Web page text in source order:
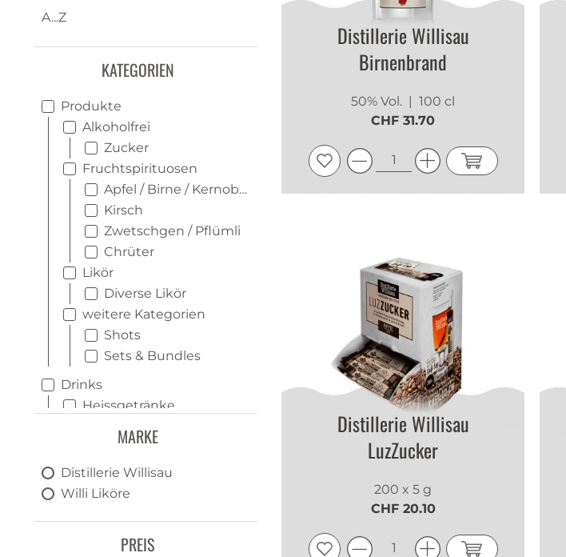
A...Z
KATEGORIEN
Produkte
Alkoholfrei
Zucker
Fruchtspirituosen
Apfel / Birne / Kernobst
Kirsch
Zwetschgen / Pflümli
Chrüter
Likör
Diverse Likör
weitere Kategorien
Shots
Sets & Bundles
Drinks
Heissgetränke
Longdrinks
Shots
Bar Zubehör
Gläser, Tassen und Becher
Serviceartikel
MARKE
Distillerie Willisau
Willi Liköre
PREIS
Distillerie Willisau
Birnenbrand
50% Vol.
| 100 cl
CHF 31.70
Distillerie Willisau
LuzZucker
200 x 5 g
CHF 20.10